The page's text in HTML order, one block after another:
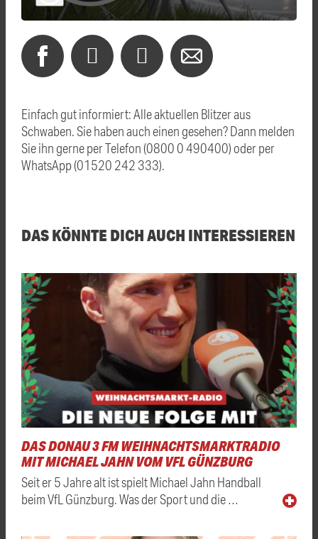
Einfach gut informiert: Alle aktuellen Blitzer aus
Schwaben. Sie haben auch einen gesehen? Dann melden
Sie ihn gerne per Telefon (0800 0 490400) oder per
WhatsApp (01520 242 333).
DAS KÖNNTE DICH AUCH INTERESSIEREN
DAS DONAU 3 FM WEIHNACHTSMARKTRADIO
MIT MICHAEL JAHN VOM VFL GÜNZBURG
Seit er 5 Jahre alt ist spielt Michael Jahn Handball
beim VfL Günzburg. Was der Sport und die …